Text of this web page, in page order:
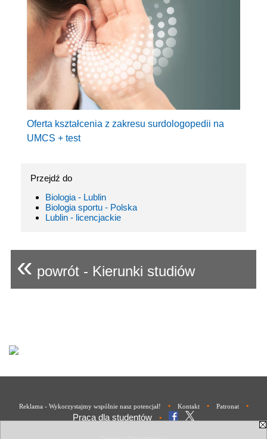
Oferta kształcenia z zakresu surdologopedii na
UMCS + test
Przejdź do
Biologia - Lublin
Biologia sportu - Polska
Lublin - licencjackie
« powrót - Kierunki studiów
Reklama - Wykorzystajmy wspólnie nasz potencjał! • Kontakt • Patronat •
Praca dla studentów •